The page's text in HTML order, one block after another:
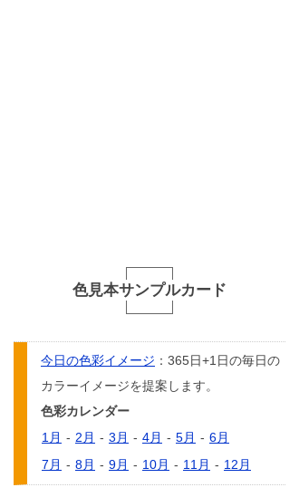
色見本サンプルカード
今日の色彩イメージ ：365日+1日の毎日の
カラーイメージを提案します。
色彩カレンダー
1月 - 2月 - 3月 - 4月 - 5月 - 6月
7月 - 8月 - 9月 - 10月 - 11月 - 12月